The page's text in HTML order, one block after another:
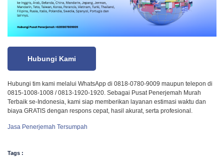
Hubungi Kami
Hubungi tim kami melalui WhatsApp di 0818-0780-9009 maupun telepon di
0815-1008-1008 / 0813-1920-1920. Sebagai Pusat Penerjemah Murah
Terbaik se-Indonesia, kami siap memberikan layanan estimasi waktu dan
biaya GRATIS dengan respons cepat, hasil akurat, serta profesional.
Jasa Penerjemah Tersumpah
Tags :